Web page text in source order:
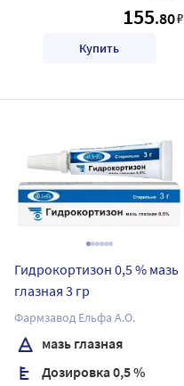
155.80₽
Купить
Гидрокортизон 0,5 % мазь
глазная 3 гр
Фармзавод Ельфа А.О.
мазь глазная
Дозировка 0,5 %